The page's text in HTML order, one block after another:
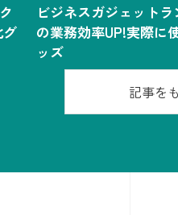
ビジネスガジェット
の業務効率UP!実際に
ッズ
記事を